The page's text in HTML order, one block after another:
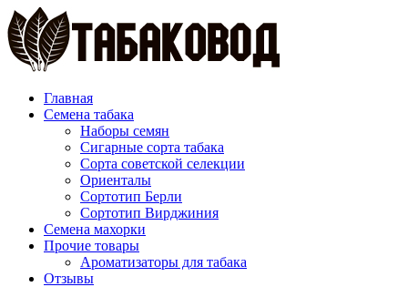
Перейти
к
содержанию
Главная
Семена табака
Наборы семян
Сигарные сорта табака
Сорта советской селекции
Ориенталы
Сортотип Берли
Сортотип Вирджиния
Семена махорки
Прочие товары
Ароматизаторы для табака
Отзывы